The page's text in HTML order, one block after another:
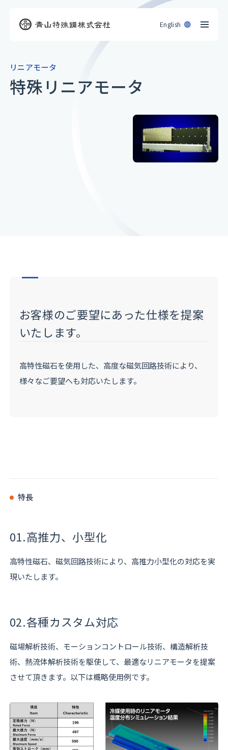
English
リニアモータ
特殊リニアモータ
お客様のご要望にあった仕様を提案
いたします。
高特性磁石を使用した、高度な磁気回路技術により、
様々なご要望へも対応いたします。
特長
01.高推力、小型化
高特性磁石、磁気回路技術により、高推力小型化の対応を実
現いたします。
02.各種カスタム対応
磁場解析技術、モーションコントロール技術、構造解析技
術、熱流体解析技術を駆使して、最適なリニアモータを提案
させて頂きます。以下は概略使用例です。